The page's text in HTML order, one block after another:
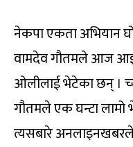
नेकपा एकता अभियान
वामदेव गौतमले आज
ओलीलाई भेटेका छन् ।
गौतमले एक घन्टा लामो
त्यसबारे अनलाइनखबरले